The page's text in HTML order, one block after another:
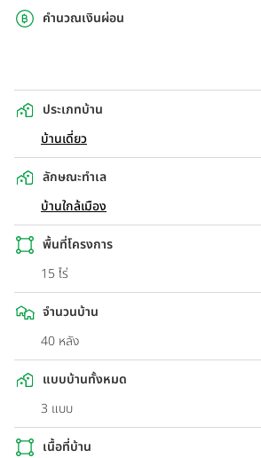
คำนวณเงินผ่อน
ประเภทบ้าน
บ้านเดี่ยว
ลักษณะทำเล
บ้านใกล้เมือง
พื้นที่โครงการ
15 ไร่
จำนวนบ้าน
40 หลัง
แบบบ้านทั้งหมด
3 แบบ
เนื้อที่บ้าน